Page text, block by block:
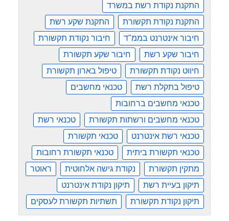
התקנת נקודת רשת במשרד
התקנת נקודת תקשורת
התקנת שקע רשת
חיבור אינטרנט בממ"ד
חיבור נקודת תקשורת
חיבור שקע רשת
חיבור שקע תקשורת
חיווט נקודת תקשורת
טיפול בארון תקשורת
טיפול בתקלת רשת
טכנאי מחשבים
טכנאי מחשבים ברחובות
טכנאי מחשבים ורשתות תקשורת
טכנאי רשת
טכנאי רשת אינטרנט
טכנאי תקשורת
טכנאי תקשורת ביתית
טכנאי תקשורת רחובות
מתקין תקשורת
נקודת גישה אלחוטית
ראוטר
תיקון בעיית רשת
תיקון נקודת אינטרנט
תיקון נקודת תקשורת
תשתיות תקשורת לעסקים